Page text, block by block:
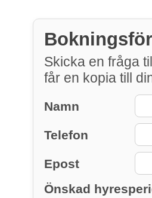
Skicka en fråga
får en kopia till
Namn
Telefon
Epost
Önskad